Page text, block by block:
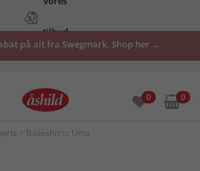
tilbud
her
på alt fra Swegmark. Shop her →
0 0
> Badeshorts Uma